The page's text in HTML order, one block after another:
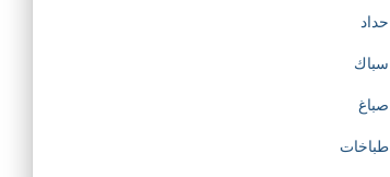
حداد
سباك
صباغ
طباخات